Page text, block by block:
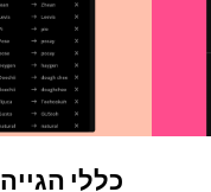
כללי הגייה